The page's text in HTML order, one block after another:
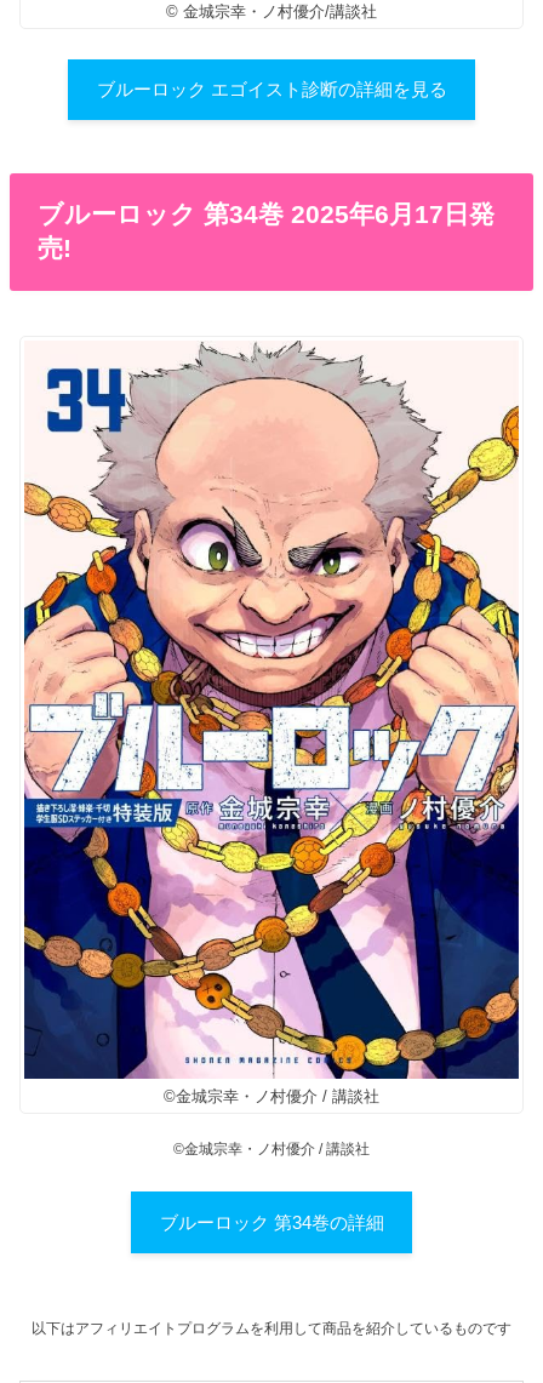
© 金城宗幸・ノ村優介/講談社
ブルーロック エゴイスト診断の詳細を見る
ブルーロック 第34巻 2025年6月17日発
売!
©金城宗幸・ノ村優介 / 講談社
©金城宗幸・ノ村優介 / 講談社
ブルーロック 第34巻の詳細
以下はアフィリエイトプログラムを利用して商品を紹介しているものです